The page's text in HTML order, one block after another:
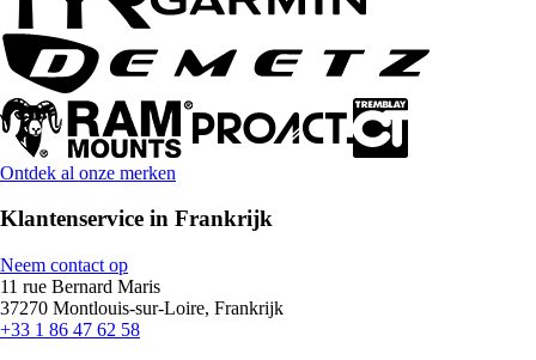
Ontdek al onze merken
Klantenservice in Frankrijk
Neem contact op
11 rue Bernard Maris
37270 Montlouis-sur-Loire, Frankrijk
+33 1 86 47 62 58